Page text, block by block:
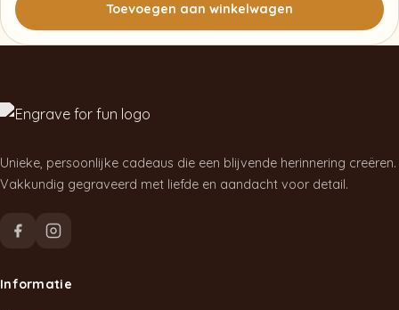
Toevoegen aan winkelwagen
Unieke, persoonlijke cadeaus die een blijvende herinnering creëren.
Vakkundig gegraveerd met liefde en aandacht voor detail.
Informatie